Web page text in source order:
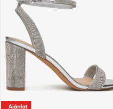
Ajánlat